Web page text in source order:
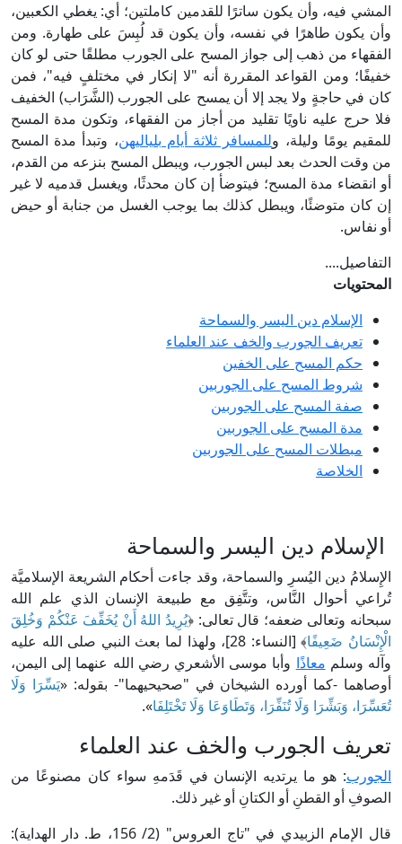
المشي فيه، وأن يكون ساترًا للقدمين كاملتين؛ أي: يغطي الكعبين،
وأن يكون طاهرًا في نفسه، وأن يكون قد لُبِسَ على طهارة. ومن
الفقهاء من ذهب إلى جواز المسح على الجورب مطلقًا حتى لو كان
خفيفًا؛ ومن القواعد المقررة أنه "لا إنكار في مختلفٍ فيه"، فمن
كان في حاجةٍ ولا يجد إلا أن يمسح على الجورب (الشَّرَاب) الخفيف
فلا حرج عليه ناويًا تقليد من أجاز من الفقهاء، وتكون مدة المسح
للمقيم يومًا وليلة، وللمسافر ثلاثة أيام بلياليهن، وتبدأ مدة المسح
من وقت الحدث بعد لبس الجورب، ويبطل المسح بنزعه من القدم،
أو انقضاء مدة المسح؛ فيتوضأ إن كان محدثًا، ويغسل قدميه لا غير
إن كان متوضئًا، ويبطل كذلك بما يوجب الغسل من جنابة أو حيض
أو نفاس.
التفاصيل....
المحتويات
الإسلام دين اليسر والسماحة
تعريف الجورب والخف عند العلماء
حكم المسح على الخفين
شروط المسح على الجوربين
صفة المسح على الجوربين
مدة المسح على الجوربين
مبطلات المسح على الجوربين
الخلاصة
الإسلام دين اليسر والسماحة
الإِسلامُ دين اليُسرِ والسماحة، وقد جاءت أحكام الشريعة الإسلاميَّة
تُراعي أحوال النَّاس، وتتَّفِق مع طبيعة الإنسان الذي علم الله
سبحانه وتعالى ضعفه؛ قال تعالى: ﴿يُرِيدُ اللهُ أَنْ يُخَفِّفَ عَنْكُمْ وَخُلِقَ
الْإِنْسَانُ ضَعِيفًا
﴾ [النساء: 28]، ولهذا لما بعث النبي صلى الله عليه
وآله وسلم معاذًا وأبا موسى الأشعري رضي الله عنهما إلى اليمن،
أوصاهما -كما أورده الشيخان في "صحيحيهما"- بقوله: «يَسِّرَا وَلَا
تُعَسِّرَا، وَبَشِّرَا وَلَا تُنَفِّرَا، وَتَطَاوَعَا وَلَا تَخْتَلِفَا».
تعريف الجورب والخف عند العلماء
الجورب: هو ما يرتديه الإنسان في قَدَمهِ سواء كان مصنوعًا من
الصوفِ أو القطنِ أو الكتانِ أو غير ذلك.
قال الإمام الزبيدي في "تاج العروس" (2/ 156، ط. دار الهداية):